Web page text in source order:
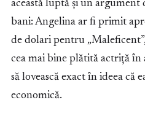
această luptă și un argument
bani: Angelina ar fi primit
de dolari pentru
cea mai bine plătită actriță în
să lovească exact în ideea că
economică.